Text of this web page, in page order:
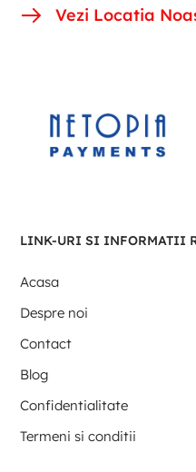
Vezi Locatia
LINK-URI SI INFORMATII
Acasa
Despre noi
Contact
Blog
Confidentialitate
Termeni si conditii